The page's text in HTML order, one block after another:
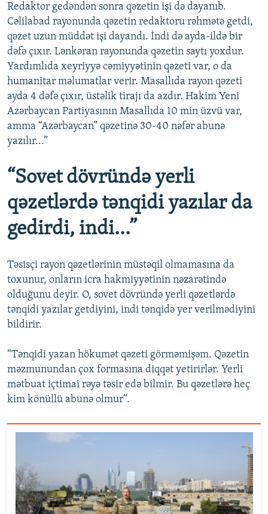
Redaktor gedəndən sonra qəzetin işi də dayanıb.
Cəlilabad rayonunda qəzetin redaktoru rəhmətə getdi,
qəzet uzun müddət işi dayandı. İndi də ayda-ildə bir
dəfə çıxır. Lənkəran rayonunda qəzetin saytı yoxdur.
Yardımlıda xeyriyyə cəmiyyətinin qəzeti var, o da
humanitar məlumatlar verir. Masallıda rayon qəzeti
ayda 4 dəfə çıxır, üstəlik tirajı da azdır. Hakim Yeni
Azərbaycan Partiyasının Masallıda 10 min üzvü var,
amma “Azərbaycan” qəzetinə 30-40 nəfər abunə
yazılır...”
“Sovet dövründə yerli
qəzetlərdə tənqidi yazılar da
gedirdi, indi...”
Təsisçi rayon qəzetlərinin müstəqil olmamasına da
toxunur, onların icra hakmiyyətinin nəzarətində
olduğunu deyir. O, sovet dövründə yerli qəzetlərdə
tənqidi yazılar getdiyini, indi tənqidə yer verilmədiyini
bildirir.
“Tənqidi yazan hökumət qəzeti görməmişəm. Qəzetin
məzmunundan çox formasına diqqət yetirirlər. Yerli
mətbuat içtimai rəyə təsir edə bilmir. Bu qəzetlərə heç
kim könüllü abunə olmur”.